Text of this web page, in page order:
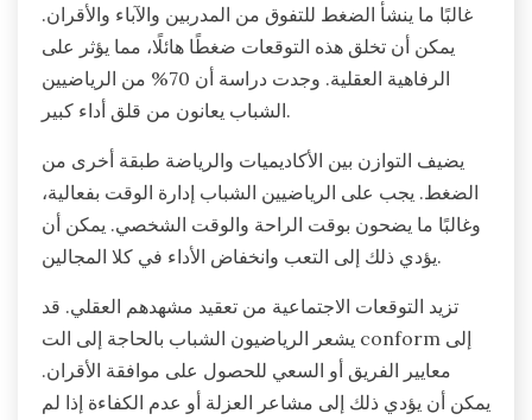
غالبًا ما ينشأ الضغط للتفوق من المدربين والآباء والأقران.
يمكن أن تخلق هذه التوقعات ضغطًا هائلًا، مما يؤثر على
الرفاهية العقلية. وجدت دراسة أن 70% من الرياضيين
الشباب يعانون من قلق أداء كبير.
يضيف التوازن بين الأكاديميات والرياضة طبقة أخرى من
الضغط. يجب على الرياضيين الشباب إدارة الوقت بفعالية،
وغالبًا ما يضحون بوقت الراحة والوقت الشخصي. يمكن أن
يؤدي ذلك إلى التعب وانخفاض الأداء في كلا المجالين.
تزيد التوقعات الاجتماعية من تعقيد مشهدهم العقلي. قد
يشعر الرياضيون الشباب بالحاجة إلى الت conform إلى
معايير الفريق أو السعي للحصول على موافقة الأقران.
يمكن أن يؤدي ذلك إلى مشاعر العزلة أو عدم الكفاءة إذا لم